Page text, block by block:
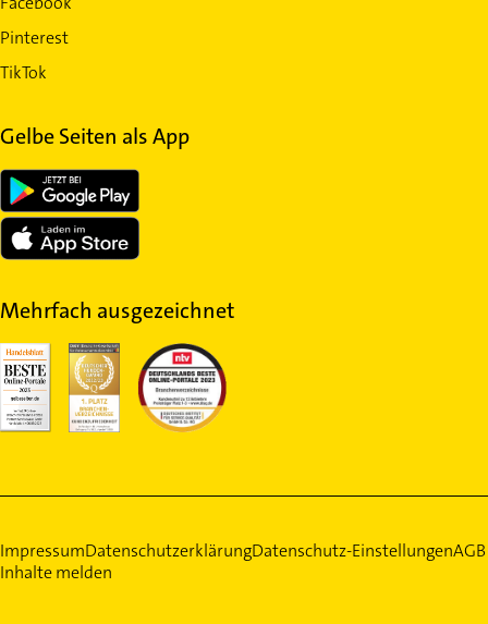
Pinterest
TikTok
Gelbe Seiten als App
Mehrfach ausgezeichnet
ImpressumDatenschutzerklärungDatenschutz-EinstellungenAGB
Inhalte melden